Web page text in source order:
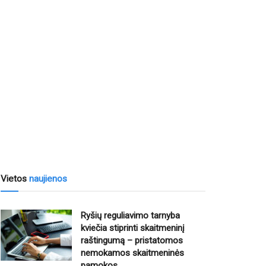
Vietos naujienos
Ryšių reguliavimo tarnyba
kviečia stiprinti skaitmeninį
raštingumą – pristatomos
nemokamos skaitmeninės